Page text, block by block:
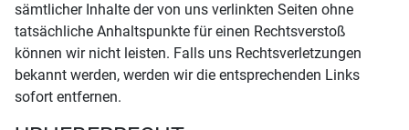
sämtlicher Inhalte der von uns verlinkten Seiten ohne
tatsächliche Anhaltspunkte für einen Rechtsverstoß
können wir nicht leisten. Falls uns Rechtsverletzungen
bekannt werden, werden wir die entsprechenden Links
sofort entfernen.